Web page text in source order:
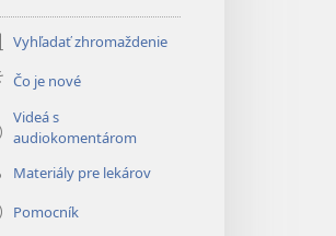
Vyhľadať zhromaždenie
Čo je nové
Videá s
audiokomentárom
Materiály pre lekárov
Pomocník